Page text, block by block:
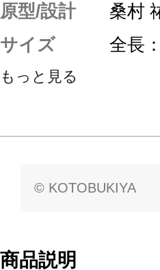
原型/設計
桑村
サイズ
全長
もっと見る
© KOTOBUKIYA
商品説明